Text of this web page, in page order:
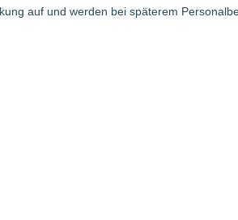
auf und werden bei späterem